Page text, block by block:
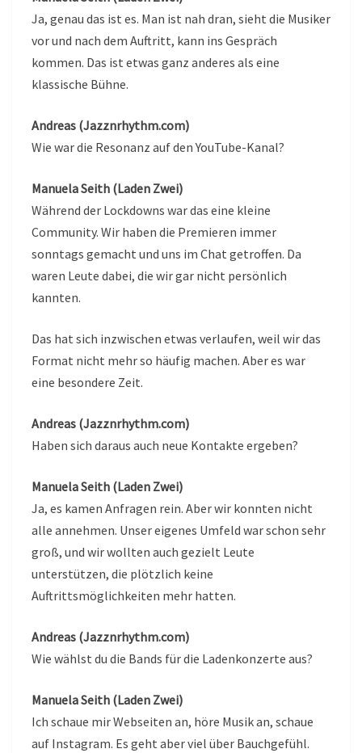
Ja, genau das ist es. Man ist nah dran, sieht die Musiker
vor und nach dem Auftritt, kann ins Gespräch
kommen. Das ist etwas ganz anderes als eine
klassische Bühne.
Andreas (Jazznrhythm.com)
Wie war die Resonanz auf den YouTube-Kanal?
Manuela Seith (Laden Zwei)
Während der Lockdowns war das eine kleine
Community. Wir haben die Premieren immer
sonntags gemacht und uns im Chat getroffen. Da
waren Leute dabei, die wir gar nicht persönlich
kannten.
Das hat sich inzwischen etwas verlaufen, weil wir das
Format nicht mehr so häufig machen. Aber es war
eine besondere Zeit.
Andreas (Jazznrhythm.com)
Haben sich daraus auch neue Kontakte ergeben?
Manuela Seith (Laden Zwei)
Ja, es kamen Anfragen rein. Aber wir konnten nicht
alle annehmen. Unser eigenes Umfeld war schon sehr
groß, und wir wollten auch gezielt Leute
unterstützen, die plötzlich keine
Auftrittsmöglichkeiten mehr hatten.
Andreas (Jazznrhythm.com)
Wie wählst du die Bands für die Ladenkonzerte aus?
Manuela Seith (Laden Zwei)
Ich schaue mir Webseiten an, höre Musik an, schaue
auf Instagram. Es geht aber viel über Bauchgefühl.